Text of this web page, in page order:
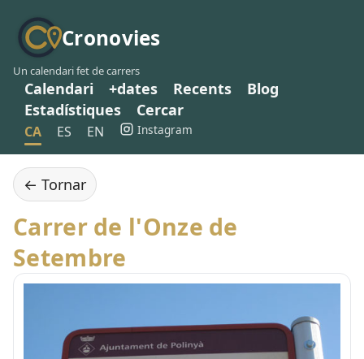
Cronovies
Un calendari fet de carrers
Calendari +dates Recents
Blog
Estadístiques
Cercar
CA ES EN Instagram
← Tornar
Carrer de l'Onze de
Setembre